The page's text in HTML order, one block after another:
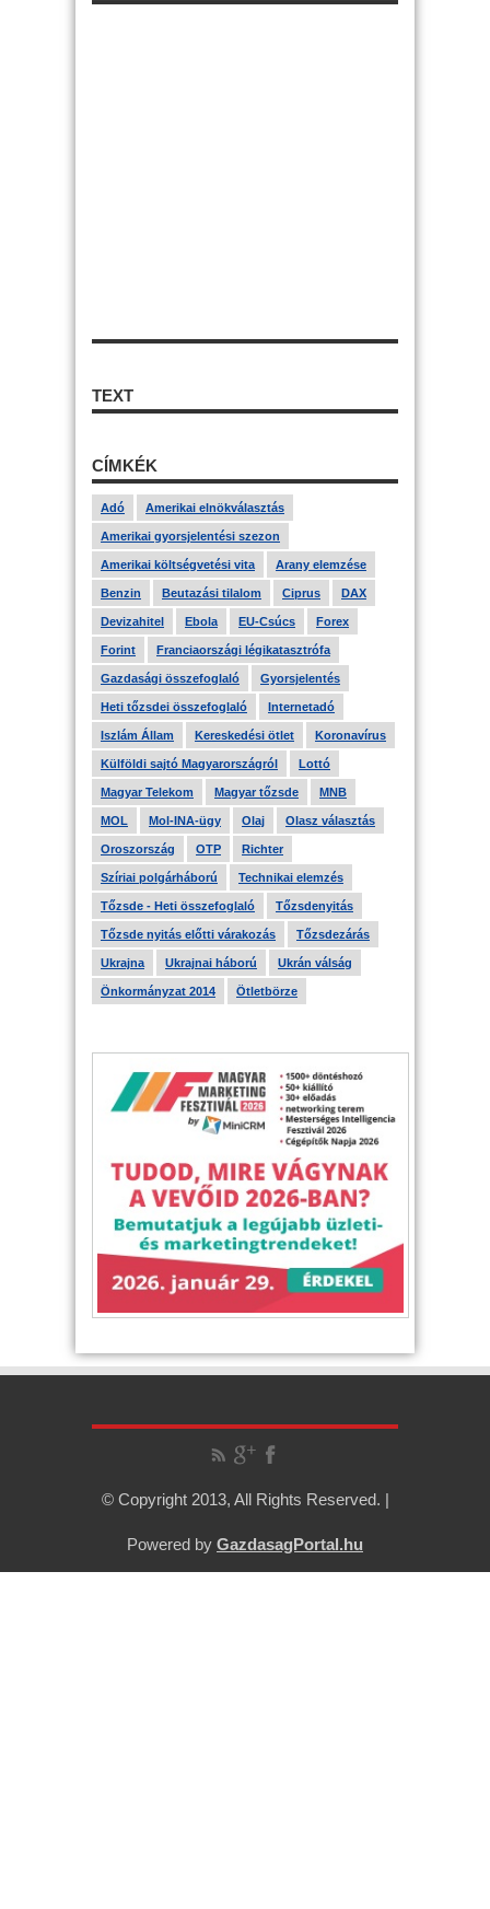
TEXT
CÍMKÉK
Adó Amerikai elnökválasztás
Amerikai gyorsjelentési szezon
Amerikai költségvetési vita Arany elemzése
Benzin Beutazási tilalom Ciprus DAX
Devizahitel Ebola EU-Csúcs Forex
Forint Franciaországi légikatasztrófa
Gazdasági összefoglaló Gyorsjelentés
Heti tőzsdei összefoglaló Internetadó
Iszlám Állam Kereskedési ötlet Koronavírus
Külföldi sajtó Magyarországról Lottó
Magyar Telekom Magyar tőzsde MNB
MOL Mol-INA-ügy Olaj Olasz választás
Oroszország OTP Richter
Szíriai polgárháború Technikai elemzés
Tőzsde - Heti összefoglaló Tőzsdenyitás
Tőzsde nyitás előtti várakozás Tőzsdezárás
Ukrajna Ukrajnai háború Ukrán válság
Önkormányzat 2014 Ötletbörze
© Copyright 2013, All Rights Reserved. |
Powered by GazdasagPortal.hu